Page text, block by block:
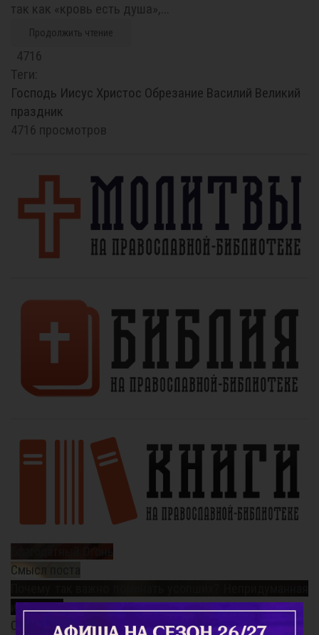
так как «кровь есть душа»,...
Продолжить чтение
4716
Теги:
Господь Иисус Христос Обрезание Василий Великий
праздник
4716 просмотров
Смысл поста
история...
Старец Варнава (Меркулов)